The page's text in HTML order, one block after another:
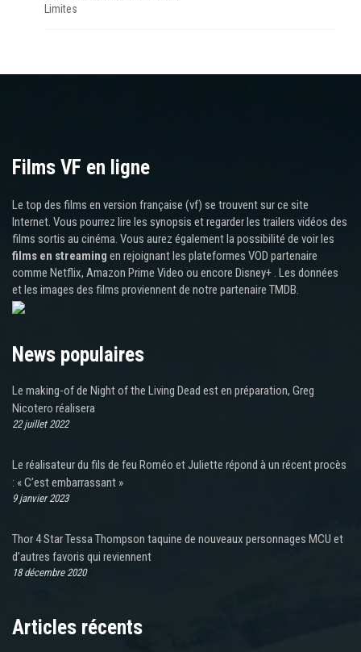
Limites
Films VF en ligne
Le top des films en version française (vf) se trouvent sur ce site
Internet. Vous pourrez lire les synopsis et regarder les trailers vidéos des
films sortis au cinéma. Vous aurez également la possibilité de voir les
films en streaming en rejoignant les plateformes VOD partenaire
comme Netflix, Amazon Prime Video ou encore Disney+ . Les données
et les images des films proviennent de notre partenaire TMDB.
News populaires
Le making-of de Night of the Living Dead est en préparation, Greg
Nicotero réalisera
22 juillet 2022
Le réalisateur du fils de feu Roméo et Juliette répond à un récent procès
: « C’est embarrassant »
9 janvier 2023
Thor 4 Star Tessa Thompson taquine de nouveaux personnages MCU et
d’autres favoris qui reviennent
18 décembre 2020
Articles récents